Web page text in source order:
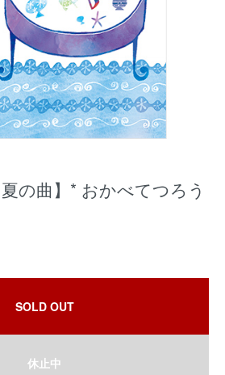
の曲】* おかべてつろう
SOLD OUT
休止中